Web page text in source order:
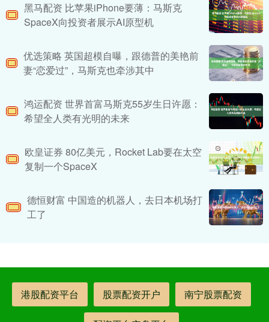
黑马配资 比苹果iPhone要薄：马斯克
SpaceX向投资者展示AI原型机
优选策略 英国超模自曝，跟德普的美艳前
妻“恋爱过”，马斯克也牵涉其中
鸿运配资 世界首富马斯克55岁生日许愿：
希望全人类有光明的未来
欧皇证券 80亿美元，Rocket Lab要在太空
复制一个SpaceX
德恒财富 中国造的机器人，去日本机场打
工了
港股配资平台 股票配资开户 南宁股票配资